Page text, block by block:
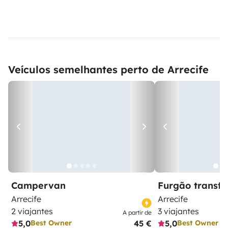
Veículos semelhantes perto de Arrecife
Campervan
Arrecife
2 viajantes
5,0Best Owner
A partir de
45 €
Furgão
Arrecife
3 viajantes
5,0Best Owner